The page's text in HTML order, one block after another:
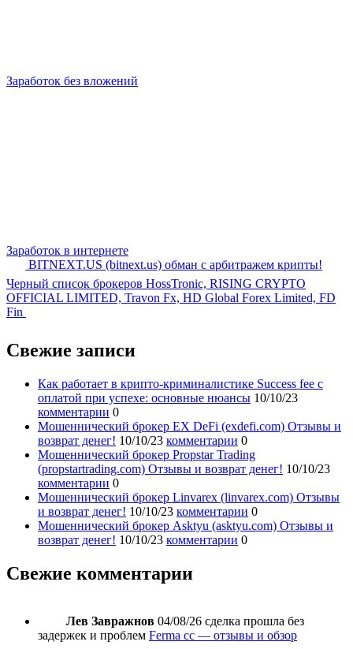
Заработок без вложений
Заработок в интернете
BITNEXT.US (bitnext.us) обман с арбитражем крипты!
Черный список брокеров HossTronic, RISING CRYPTO
OFFICIAL LIMITED, Travon Fx, HD Global Forex Limited, FD
Fin
Свежие записи
Как работает в крипто-криминалистике Success fee с
оплатой при успехе: основные нюансы 10/10/23
комментарии 0
Мошеннический брокер EX DeFi (exdefi.com) Отзывы и
возврат денег! 10/10/23 комментарии 0
Мошеннический брокер Propstar Trading
(propstartrading.com) Отзывы и возврат денег! 10/10/23
комментарии 0
Мошеннический брокер Linvarex (linvarex.com) Отзывы
и возврат денег! 10/10/23 комментарии 0
Мошеннический брокер Asktyu (asktyu.com) Отзывы и
возврат денег! 10/10/23 комментарии 0
Свежие комментарии
Лев Завражнов 04/08/26 сделка прошла без
задержек и проблем Ferma cc — отзывы и обзор